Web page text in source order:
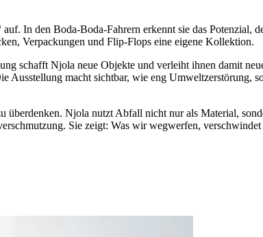
In den Boda-Boda-Fahrern erkennt sie das Potenzial,
Verpackungen und Flip-Flops eine eigene Kollektion.
schafft Njola neue Objekte und verleiht ihnen damit
Ausstellung macht sichtbar, wie eng Umweltzerstörung,
Njola nutzt Abfall nicht nur als Material,
Sie zeigt: Was wir wegwerfen,